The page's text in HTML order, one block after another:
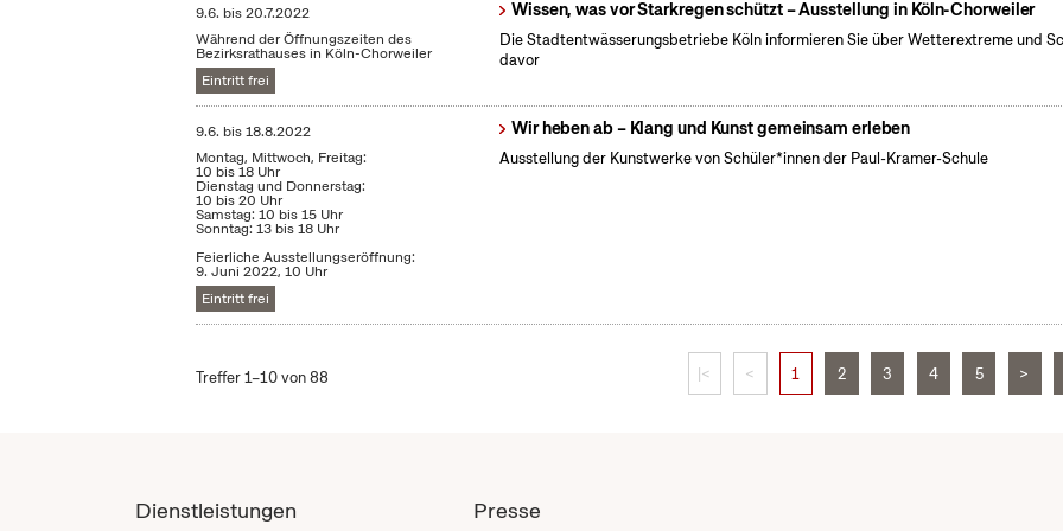
9.6. bis20.7.2022
Während der Öffnungszeiten des
Bezirksrathauses in Köln-Chorweiler
Eintritt frei
Wissen, was vor Starkregen schützt – Ausstellung in Köln-Chorweiler
Die Stadtentwässerungsbetriebe Köln informieren Sie über Wetterextreme und
davor
9.6. bis18.8.2022
Montag, Mittwoch, Freitag:
10 bis 18 Uhr
Dienstag und Donnerstag:
10 bis 20 Uhr
Samstag: 10 bis 15 Uhr
Sonntag: 13 bis 18 Uhr
Feierliche Ausstellungseröffnung:
9. Juni 2022, 10 Uhr
Eintritt frei
Wir heben ab – Klang und Kunst gemeinsam erleben
Ausstellung der Kunstwerke von Schüler*innen der Paul-Kramer-Schule
Treffer 1–10 von 88 |< < 1 2 3 4 5 >
Dienstleistungen Presse